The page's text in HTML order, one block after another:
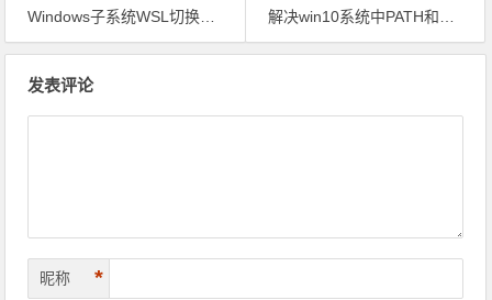
Windows子系统WSL切换版本
解决win10系统中PATH和WSL中LinuxPATH混淆
发表评论
昵称 *